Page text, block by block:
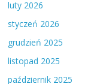
luty 2026
styczeń 2026
grudzień 2025
listopad 2025
październik 2025